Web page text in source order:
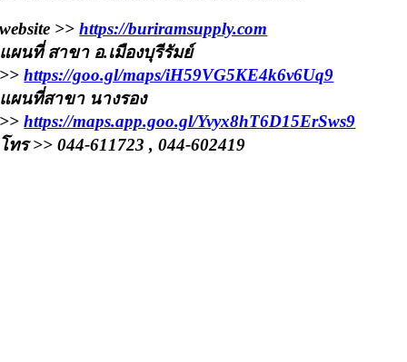
website >>https://buriramsupply.com
แผนที่ สาขา อ.เมืองบุรีรัมย์
>>https://goo.gl/maps/iH59VG5KE4k6v6Uq9
แผนที่สาขา นางรอง
>>https://maps.app.goo.gl/Yvyx8hT6D15ErSws9
โทร >> 044-611723 , 044-602419